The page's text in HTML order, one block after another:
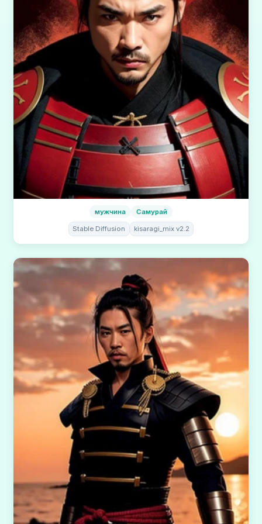
мужчина Самурай
Stable Diffusion kisaragi_mix v2.2